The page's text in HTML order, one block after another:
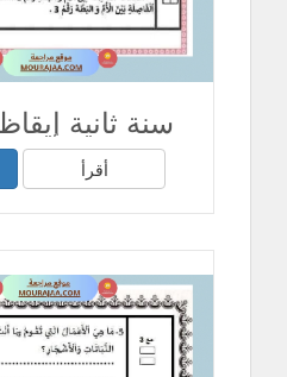
سنة ثانية
أقرأ